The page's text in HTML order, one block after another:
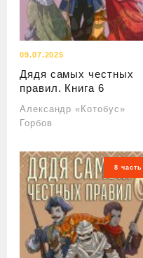
09.07.2025
Дядя самых честных
правил. Книга 6
Александр «Котобус»
Горбов
8 часть